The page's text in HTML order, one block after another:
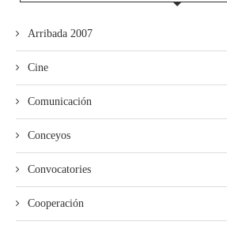
Arribada 2007
Cine
Comunicación
Conceyos
Convocatories
Cooperación